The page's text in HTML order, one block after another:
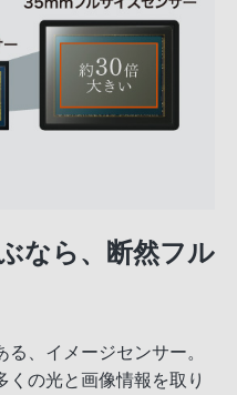
なら、断然フル
、イメージセンサー。
くの光と画像情報を取り